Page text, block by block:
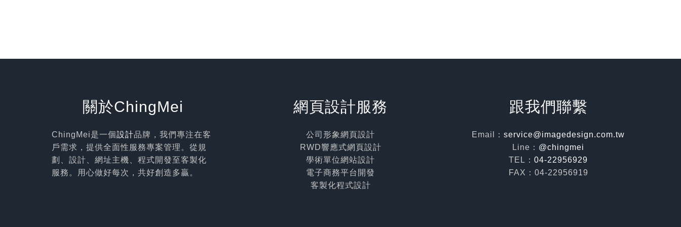
關於ChingMei
ChingMei是一個 設計品牌，我們專注在客
戶需求，提供全面性服務專案管理。從規
劃、設計、網址主機、程式開發至客製化
服務。用心做好每次，共好創造多贏。
網頁設計服務
公司形象網頁設計
RWD響應式網頁設計
學術單位網站設計
電子商務平台開發
客製化程式設計
跟我們聯繫
Email： service@imagedesign.com.tw
Line： @chingmei
TEL： 04-22956929
FAX：04-22956919